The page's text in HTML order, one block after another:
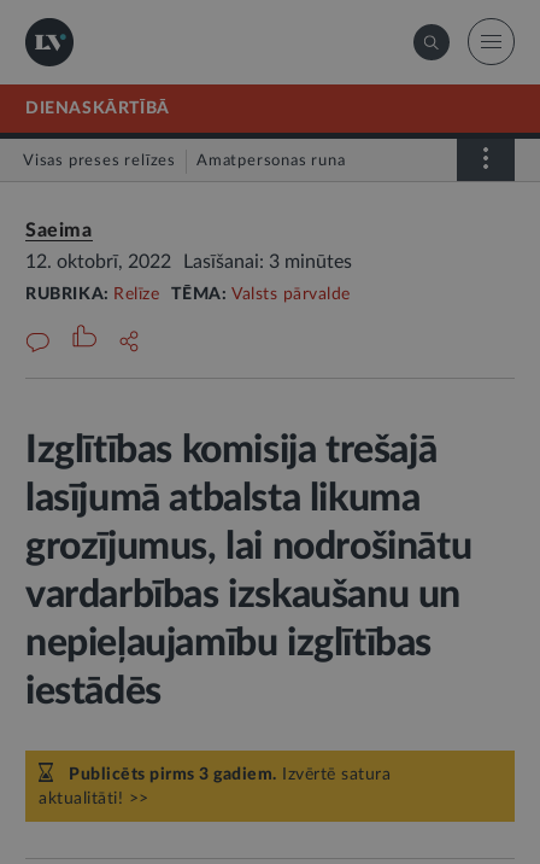
DIENASKĀRTĪBĀ
Visas preses relīzes Amatpersonas runa
Saeima
12. oktobrī, 2022
Lasīšanai: 3 minūtes
RUBRIKA: Relīze TĒMA:Valsts pārvalde
Izglītības komisija trešajā
lasījumā atbalsta likuma
grozījumus, lai nodrošinātu
vardarbības izskaušanu un
nepieļaujamību izglītības
iestādēs
Publicēts pirms 3 gadiem. Izvērtē satura
aktualitāti! >>